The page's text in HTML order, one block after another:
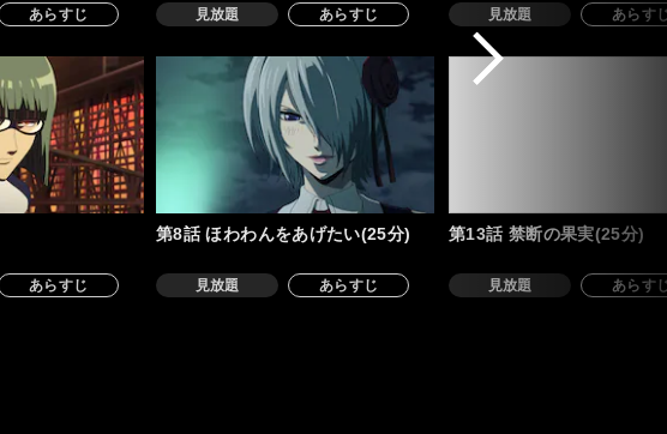
あらすじ 見放題 あらすじ
あらすじ
第8話 ほわわんをあげたい(25分)
見放題 あらすじ
見放題 あらす
第13話 禁断の果実(25分)
見放題 あらす